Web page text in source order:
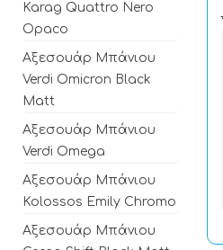
Karag Quattro Nero
Opaco
Αξεσουάρ Μπάνιου
Verdi Omicron Black
Matt
Αξεσουάρ Μπάνιου
Verdi Omega
Αξεσουάρ Μπάνιου
Kolossos Emily Chromo
Αξεσουάρ Μπάνιου